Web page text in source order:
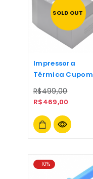
SOLD OUT
Impressora
Térmica Cupom
Nfce Usb + Rede
Ethernet + Rj12
R$499,00
R$469,00
-10%